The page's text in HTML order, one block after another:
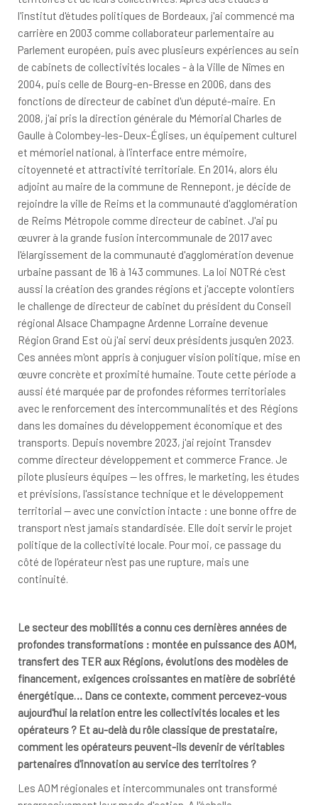
l'institut d'études politiques de Bordeaux, j'ai commencé ma
carrière en 2003 comme collaborateur parlementaire au
Parlement européen, puis avec plusieurs expériences au sein
de cabinets de collectivités locales - à la Ville de Nîmes en
2004, puis celle de Bourg-en-Bresse en 2006, dans des
fonctions de directeur de cabinet d'un député-maire. En
2008, j'ai pris la direction générale du Mémorial Charles de
Gaulle à Colombey-les-Deux-Églises, un équipement culturel
et mémoriel national, à l'interface entre mémoire,
citoyenneté et attractivité territoriale. En 2014, alors élu
adjoint au maire de la commune de Rennepont, je décide de
rejoindre la ville de Reims et la communauté d'agglomération
de Reims Métropole comme directeur de cabinet. J'ai pu
œuvrer à la grande fusion intercommunale de 2017 avec
l'élargissement de la communauté d'agglomération devenue
urbaine passant de 16 à 143 communes. La loi NOTRé c'est
aussi la création des grandes régions et j'accepte volontiers
le challenge de directeur de cabinet du président du Conseil
régional Alsace Champagne Ardenne Lorraine devenue
Région Grand Est où j'ai servi deux présidents jusqu'en 2023.
Ces années m'ont appris à conjuguer vision politique, mise en
œuvre concrète et proximité humaine. Toute cette période a
aussi été marquée par de profondes réformes territoriales
avec le renforcement des intercommunalités et des Régions
dans les domaines du développement économique et des
transports. Depuis novembre 2023, j'ai rejoint Transdev
comme directeur développement et commerce France. Je
pilote plusieurs équipes — les offres, le marketing, les études
et prévisions, l'assistance technique et le développement
territorial — avec une conviction intacte : une bonne offre de
transport n'est jamais standardisée. Elle doit servir le projet
politique de la collectivité locale. Pour moi, ce passage du
côté de l'opérateur n'est pas une rupture, mais une
continuité.
Le secteur des mobilités a connu ces dernières années de
profondes transformations : montée en puissance des AOM,
transfert des TER aux Régions, évolutions des modèles de
financement, exigences croissantes en matière de sobriété
énergétique… Dans ce contexte, comment percevez-vous
aujourd'hui la relation entre les collectivités locales et les
opérateurs ? Et au-delà du rôle classique de prestataire,
comment les opérateurs peuvent-ils devenir de véritables
partenaires d'innovation au service des territoires ?
Les AOM régionales et intercommunales ont transformé